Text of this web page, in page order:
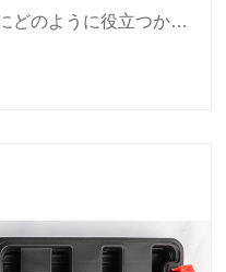
どのように役立つかを